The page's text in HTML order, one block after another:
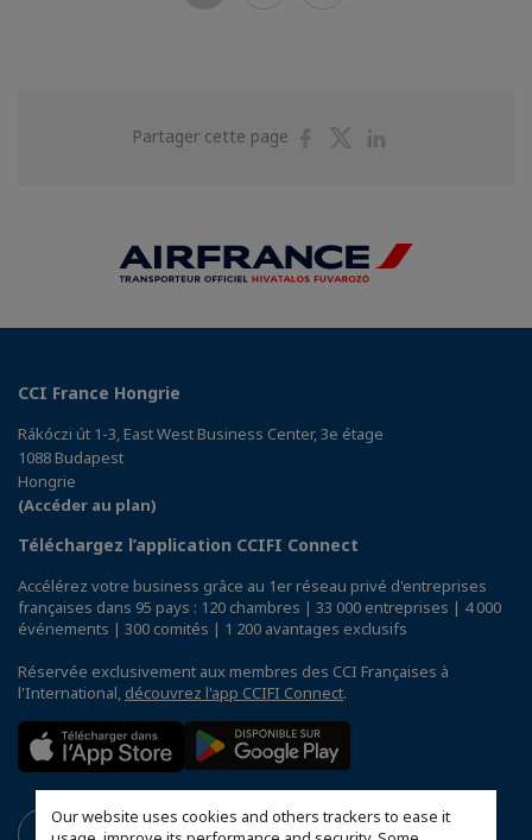
Our website uses cookies and others trackers to ease it
Partager cette page
PartagerPartager
CCI France Hongrie
Rákóczi út 1-3, East West Business Center, 3e étage
1088 Budapest
Hongrie
(Accéder au plan)
Téléchargez l’application CCIFI Connect
Accélérez votre business grâce au 1er réseau privé d'entreprises
françaises dans 95 pays : 120 chambres | 33 000 entreprises | 4 000
événements | 300 comités | 1 200 avantages exclusifs
Réservée exclusivement aux membres des CCI Françaises à
l'International, découvrez l'app CCIFI Connect.